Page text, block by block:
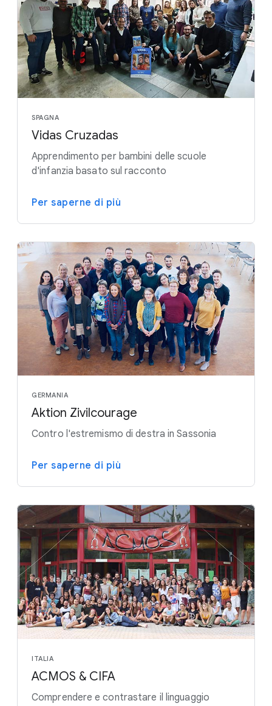
SPAGNA
Vidas Cruzadas
Apprendimento per bambini delle scuole
d'infanzia basato sul racconto
Per saperne di più
GERMANIA
Aktion Zivilcourage
Contro l'estremismo di destra in Sassonia
Per saperne di più
ITALIA
ACMOS & CIFA
Comprendere e contrastare il linguaggio